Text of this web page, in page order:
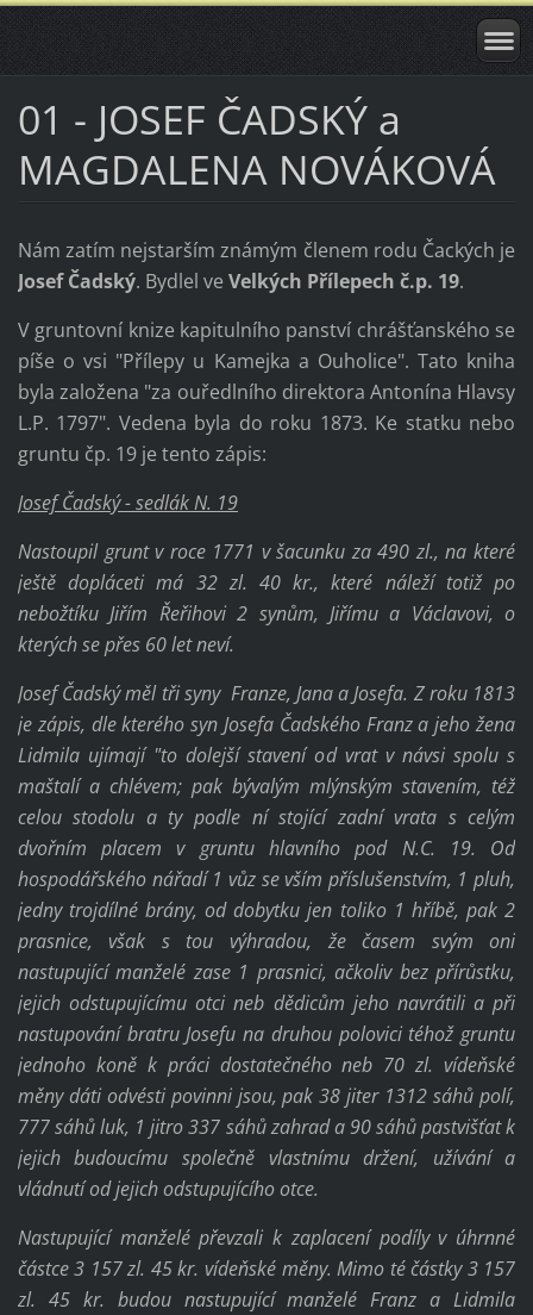
01 - JOSEF ČADSKÝ a
MAGDALENA NOVÁKOVÁ
Nám zatím nejstarším známým členem rodu Čackých je
Josef Čadský. Bydlel ve Velkých Přílepech č.p. 19.
V gruntovní knize kapitulního panství chrášťanského se
píše o vsi "Přílepy u Kamejka a Ouholice". Tato kniha
byla založena "za ouředlního direktora Antonína Hlavsy
L.P. 1797". Vedena byla do roku 1873. Ke statku nebo
gruntu čp. 19 je tento zápis:
Josef Čadský - sedlák N. 19
Nastoupil grunt v roce 1771 v šacunku za 490 zl., na které
ještě dopláceti má 32 zl. 40 kr., které náleží totiž po
nebožtíku Jiřím Řeřihovi 2 synům, Jiřímu a Václavovi, o
kterých se přes 60 let neví.
Josef Čadský měl tři syny Franze, Jana a Josefa. Z roku 1813
je zápis, dle kterého syn Josefa Čadského Franz a jeho žena
Lidmila ujímají "to dolejší stavení od vrat v návsi spolu s
maštalí a chlévem; pak bývalým mlýnským stavením, též
celou stodolu a ty podle ní stojící zadní vrata s celým
dvořním placem v gruntu hlavního pod N.C. 19. Od
hospodářského nářadí 1 vůz se vším příslušenstvím, 1 pluh,
jedny trojdílné brány, od dobytku jen toliko 1 hříbě, pak 2
prasnice, však s tou výhradou, že časem svým oni
nastupující manželé zase 1 prasnici, ačkoliv bez přírůstku,
jejich odstupujícímu otci neb dědicům jeho navrátili a při
nastupování bratru Josefu na druhou polovici téhož gruntu
jednoho koně k práci dostatečného neb 70 zl. vídeňské
měny dáti odvésti povinni jsou, pak 38 jiter 1312 sáhů polí,
777 sáhů luk, 1 jitro 337 sáhů zahrad a 90 sáhů pastvišťat k
jejich budoucímu společně vlastnímu držení, užívání a
vládnutí od jejich odstupujícího otce.
Nastupující manželé převzali k zaplacení podíly v úhrnné
částce 3 157 zl. 45 kr. vídeňské měny. Mimo té částky 3 157
zl. 45 kr. budou nastupující manželé Franz a Lidmila